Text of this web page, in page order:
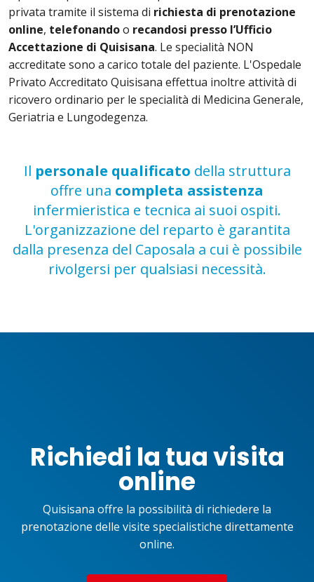
privata tramite il sistema di richiesta di prenotazione
online, telefonandoo recandosi presso l’Ufficio
Accettazione di Quisisana. Le specialità NON
accreditate sono a carico totale del paziente. L'Ospedale
Privato Accreditato Quisisana effettua inoltre attività di
ricovero ordinario per le specialità di Medicina Generale,
Geriatria e Lungodegenza.
Il personale qualificato della struttura
offre una completa assistenza
infermieristica e tecnica ai suoi ospiti.
L'organizzazione del reparto è garantita
dalla presenza del Caposala a cui è possibile
rivolgersi per qualsiasi necessità.
Richiedi la tua visita
online
Quisisana offre la possibilità di richiedere la
prenotazione delle visite specialistiche direttamente
online.